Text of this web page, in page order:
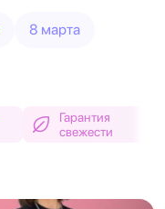
8 марта
Гарантия
свежести